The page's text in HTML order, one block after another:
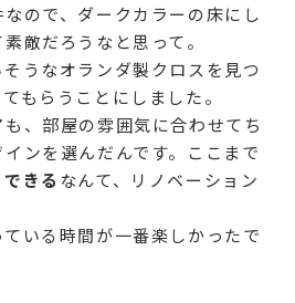
ので、ダークカラーの床にし
敵だろうなと思って。
うなオランダ製クロスを見つ
もらうことにしました。
、部屋の雰囲気に合わせてち
ンを選んだんです。ここまで
きる なんて、リノベーション
いる時間が一番楽しかったで